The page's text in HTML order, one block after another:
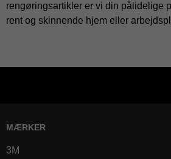
rengøringsartikler er vi din pålidelige
rent og skinnende hjem eller
MÆRKER
3M